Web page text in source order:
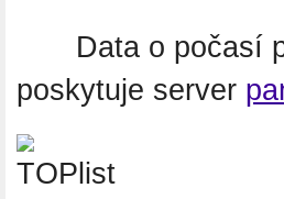
Data o počasí
poskytuje server